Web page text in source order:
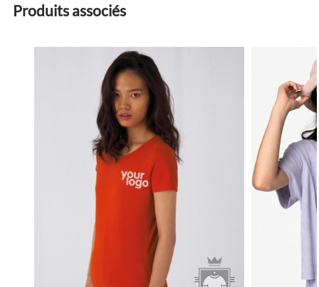
Produits associés